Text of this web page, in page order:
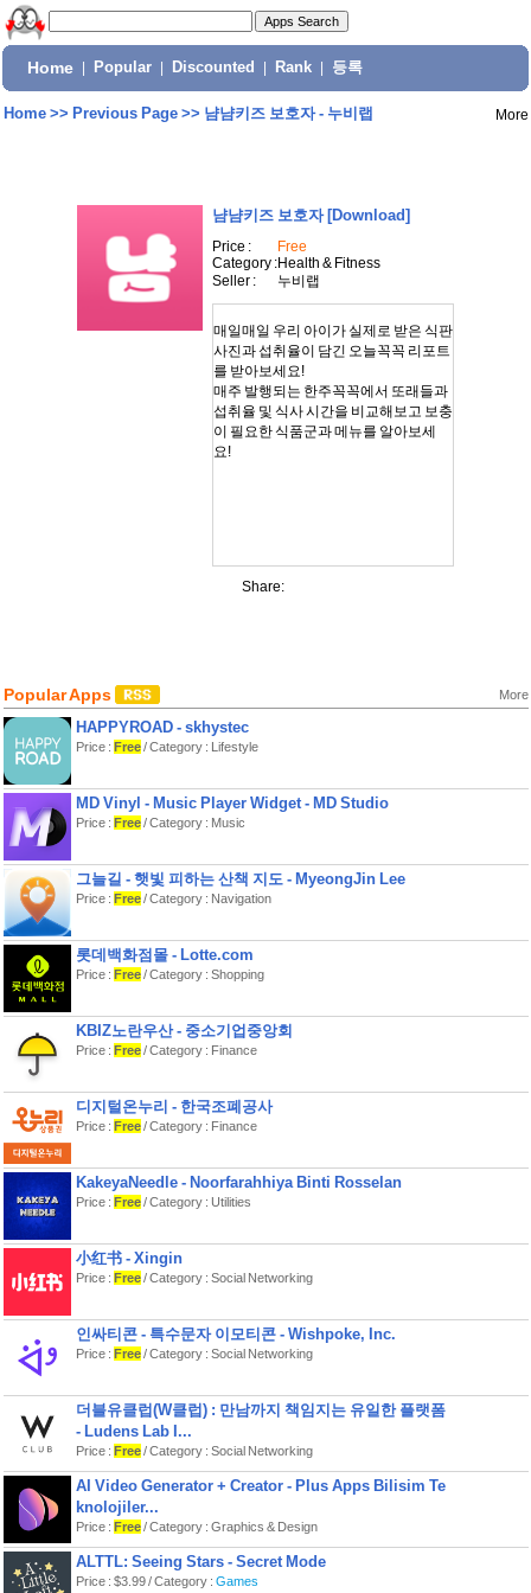
Home Popular Discounted Rank 등록
Home>> Previous Page>> 냠냠키즈 보호자 - 누비랩 More
냠냠키즈 보호자[Download]
Price :
Free
Category :Health & Fitness
Seller :
누비랩
매일매일 우리 아이가 실제로 받은 식판
사진과 섭취율이 담긴 오늘꼭꼭 리포트
를 받아보세요!
매주 발행되는 한주꼭꼭에서 또래들과
섭취율 및 식사 시간을 비교해보고 보충
이 필요한 식품군과 메뉴를 알아보세
요!
Share:
Popular Apps More
HAPPYROAD - skhystec
Price : Free/ Category : Lifestyle
MD Vinyl - Music Player Widget - MD Studio
Price : Free/ Category : Music
그늘길 - 햇빛 피하는 산책 지도 - MyeongJin Lee
Price : Free/ Category : Navigation
롯데백화점몰 - Lotte.com
Price : Free/ Category : Shopping
KBIZ노란우산 - 중소기업중앙회
Price : Free/ Category : Finance
디지털온누리 - 한국조폐공사
Price : Free/ Category : Finance
KakeyaNeedle - Noorfarahhiya Binti Rosselan
Price : Free/ Category : Utilities
小红书 - Xingin
Price : Free/ Category : Social Networking
인싸티콘 - 특수문자 이모티콘 - Wishpoke, Inc.
Price : Free/ Category : Social Networking
더블유클럽(W클럽) : 만남까지 책임지는 유일한 플랫폼
- Ludens Lab I...
Price : Free/ Category : Social Networking
AI Video Generator + Creator - Plus Apps Bilisim Te
knolojiler...
Price : Free/ Category : Graphics & Design
ALTTL: Seeing Stars - Secret Mode
Price : $3.99 / Category : Games